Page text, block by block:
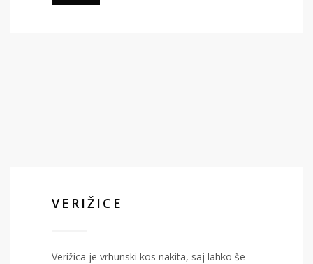
VERIŽICE
Verižica je vrhunski kos nakita, saj lahko še